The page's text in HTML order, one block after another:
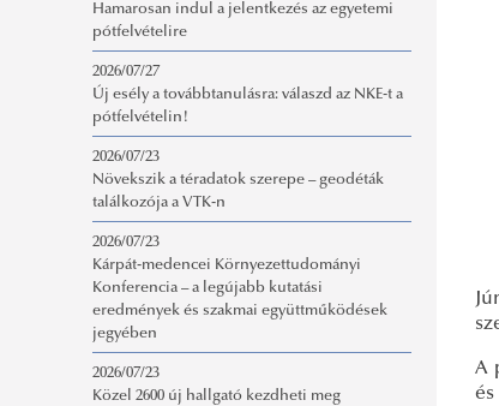
Hamarosan indul a jelentkezés az egyetemi
pótfelvételire
2026/07/27
Új esély a továbbtanulásra: válaszd az NKE-t a
pótfelvételin!
2026/07/23
Növekszik a téradatok szerepe – geodéták
találkozója a VTK-n
2026/07/23
Kárpát-medencei Környezettudományi
Konferencia – a legújabb kutatási
eredmények és szakmai együttműködések
jegyében
2026/07/23
Közel 2600 új hallgató kezdheti meg
A